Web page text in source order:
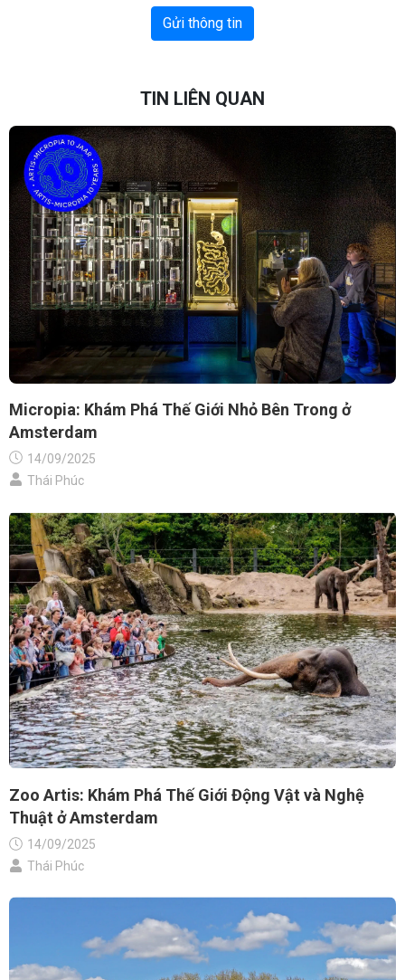
Gửi thông tin
TIN LIÊN QUAN
Micropia: Khám Phá Thế Giới Nhỏ Bên Trong ở
Amsterdam
14/09/2025
Thái Phúc
Zoo Artis: Khám Phá Thế Giới Động Vật và Nghệ
Thuật ở Amsterdam
14/09/2025
Thái Phúc